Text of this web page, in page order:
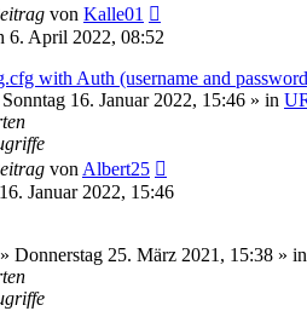
von Kalle01
6. April 2022, 08:52
with Auth (username and
Sonntag 16. Januar 2022, 15:46 » in
von Albert25
Januar 2022, 15:46
» Donnerstag 25. März 2021, 15:38 » in